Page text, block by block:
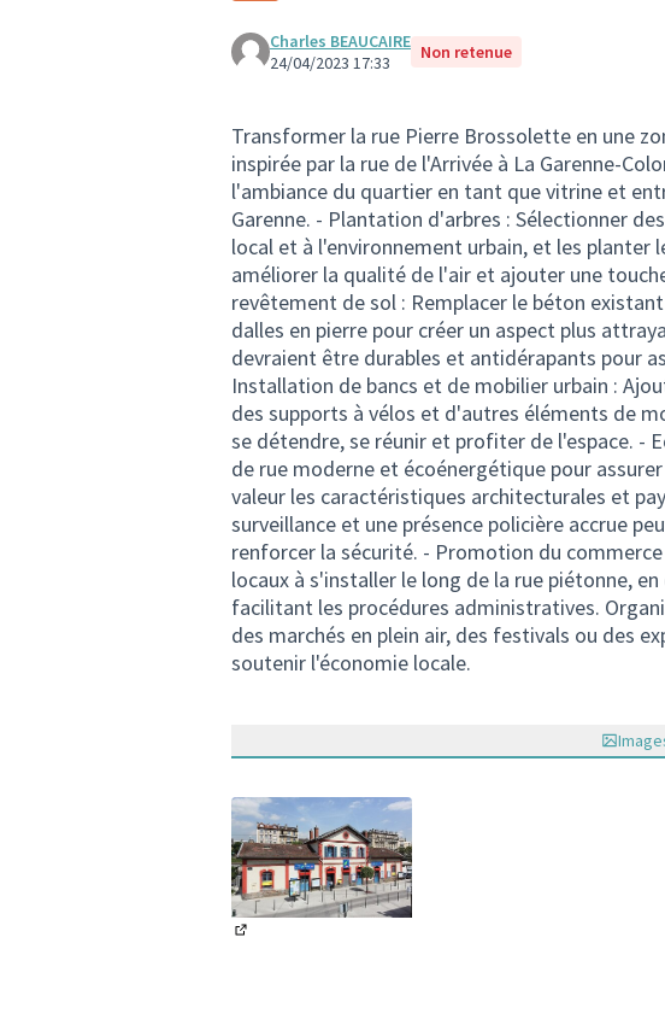
Charles BEAUCAIRE
24/04/2023 17:33
Non retenue
Transformer la rue Pierre Brossolette en une
inspirée par la rue de l'Arrivée à La Garenne-
l'ambiance du quartier en tant que vitrine et
Garenne. - Plantation d'arbres : Sélectionner
local et à l'environnement urbain, et les planter
améliorer la qualité de l'air et ajouter une
revêtement de sol : Remplacer le béton
dalles en pierre pour créer un aspect plus
devraient être durables et antidérapants pour
Installation de bancs et de mobilier urbain :
des supports à vélos et d'autres éléments de
se détendre, se réunir et profiter de l'espace. -
de rue moderne et écoénergétique pour
valeur les caractéristiques architecturales et
surveillance et une présence policière accrue
renforcer la sécurité. - Promotion du
locaux à s'installer le long de la rue piétonne,
facilitant les procédures administratives.
des marchés en plein air, des festivals ou des
soutenir l'économie locale.